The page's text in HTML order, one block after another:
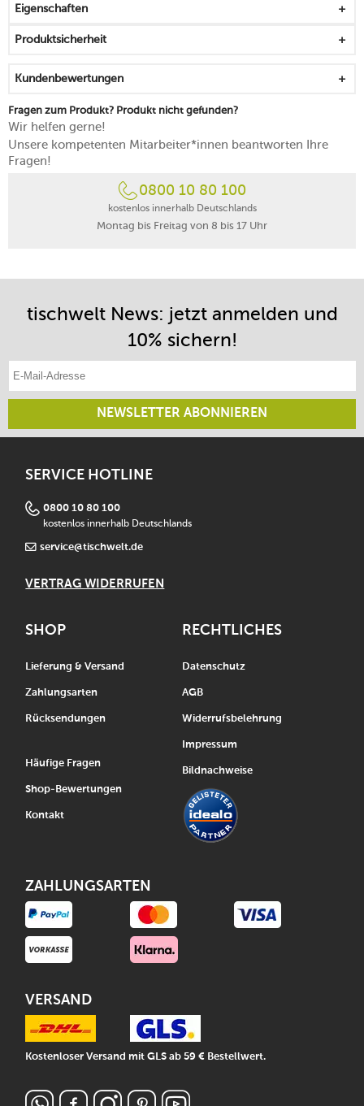
empfohlen
hergestellt in Frankreich
Eigenschaften
Produktsicherheit
Kundenbewertungen
Fragen zum Produkt? Produkt nicht gefunden?
Wir helfen gerne!
Unsere kompetenten Mitarbeiter*innen beantworten Ihre
Fragen!
0800 10 80 100
kostenlos innerhalb Deutschlands
Montag bis Freitag von 8 bis 17 Uhr
tischwelt News: jetzt anmelden und
10% sichern!
NEWSLETTER ABONNIEREN
SERVICE HOTLINE
0800 10 80 100
kostenlos innerhalb Deutschlands
service@tischwelt.de
VERTRAG WIDERRUFEN
SHOP
Lieferung & Versand
Zahlungsarten
Rücksendungen
Häufige Fragen
Shop-Bewertungen
Kontakt
RECHTLICHES
Datenschutz
AGB
Widerrufsbelehrung
Impressum
Bildnachweise
ZAHLUNGSARTEN
VERSAND
Kostenloser Versand mit GLS ab 59 € Bestellwert.